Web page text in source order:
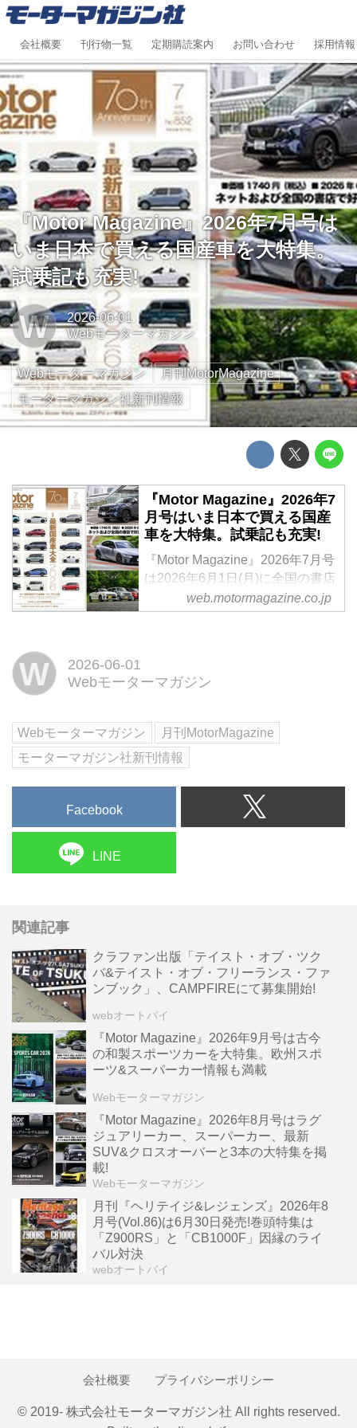
会社概要 刊行物一覧 定期購読案内 お問い合わせ 採用情報
『Motor Magazine』2026年7月号は
いま日本で買える国産車を大特集。
試乗記も充実!
W
2026-06-01
Webモーターマガジン
Webモーターマガジン
月刊MotorMagazine
モーターマガジン社新刊情報
『Motor Magazine』2026年7
月号はいま日本で買える国産
車を大特集。試乗記も充実!
『Motor Magazine』2026年7月号
は2026年6月1日(月)に全国の書店
およびオンライン書店で発売で
す。今回はその一部をお見しま
web.motormagazine.co.jp
W
2026-06-01
Webモーターマガジン
Webモーターマガジン
月刊MotorMagazine
モーターマガジン社新刊情報
Facebook
LINE
関連記事
クラファン出版「テイスト・オブ・ツク
バ&テイスト・オブ・フリーランス・ファ
ンブック」、CAMPFIREにて募集開始!
webオートバイ
『Motor Magazine』2026年9月号は古今
の和製スポーツカーを大特集。欧州スポ
ーツ&スーパーカー情報も満載
Webモーターマガジン
『Motor Magazine』2026年8月号はラグ
ジュアリーカー、スーパーカー、最新
SUV&クロスオーバーと3本の大特集を掲
載!
Webモーターマガジン
月刊『ヘリテイジ&レジェンズ』2026年8
月号(Vol.86)は6月30日発売!巻頭特集は
「Z900RS」と「CB1000F」因縁のライ
バル対決
webオートバイ
会社概要 プライバシーポリシー
© 2019- 株式会社モーターマガジン社 All rights reserved.